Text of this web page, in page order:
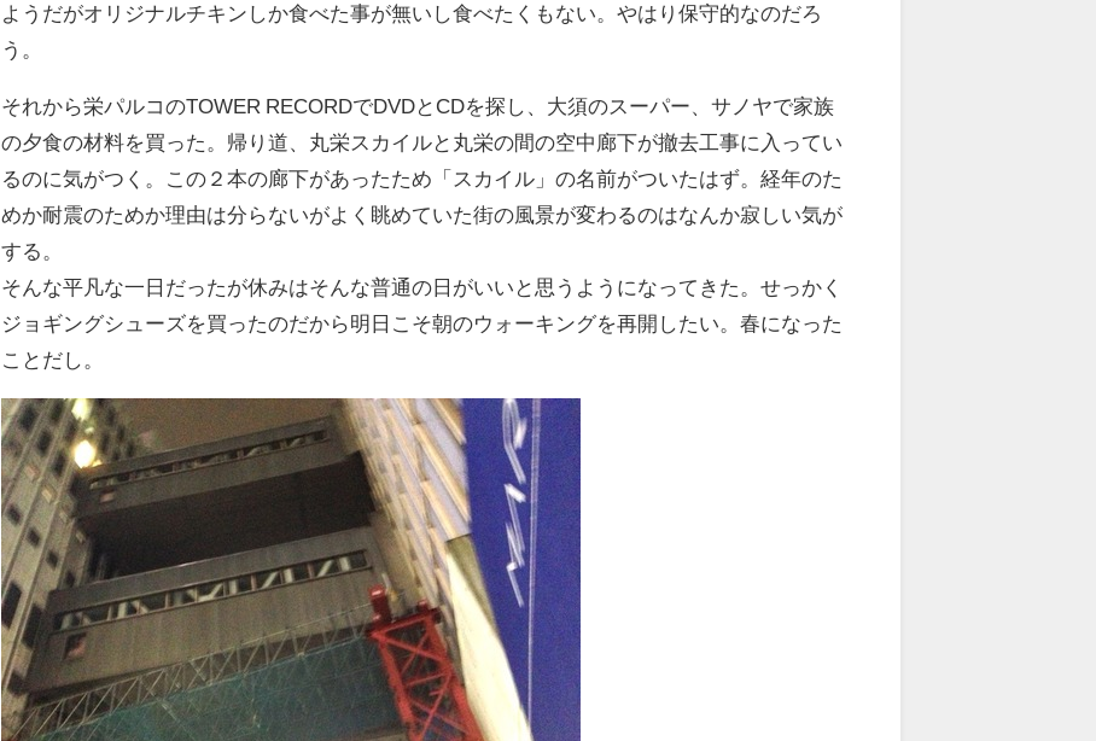
ようだがオリジナルチキンしか食べた事が無いし食べたくもない。やはり保守的なのだろ
う。
それから栄パルコのTOWER RECORDでDVDとCDを探し、大須のスーパー、サノヤで家族
の夕食の材料を買った。帰り道、丸栄スカイルと丸栄の間の空中廊下が撤去工事に入ってい
るのに気がつく。この２本の廊下があったため「スカイル」の名前がついたはず。経年のた
めか耐震のためか理由は分らないがよく眺めていた街の風景が変わるのはなんか寂しい気が
する。
そんな平凡な一日だったが休みはそんな普通の日がいいと思うようになってきた。せっかく
ジョギングシューズを買ったのだから明日こそ朝のウォーキングを再開したい。春になった
ことだし。